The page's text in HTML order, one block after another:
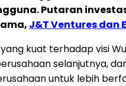
Putaran
J&T Ventures dan
kuat terhadap visi
selanjutnya,
untuk lebih